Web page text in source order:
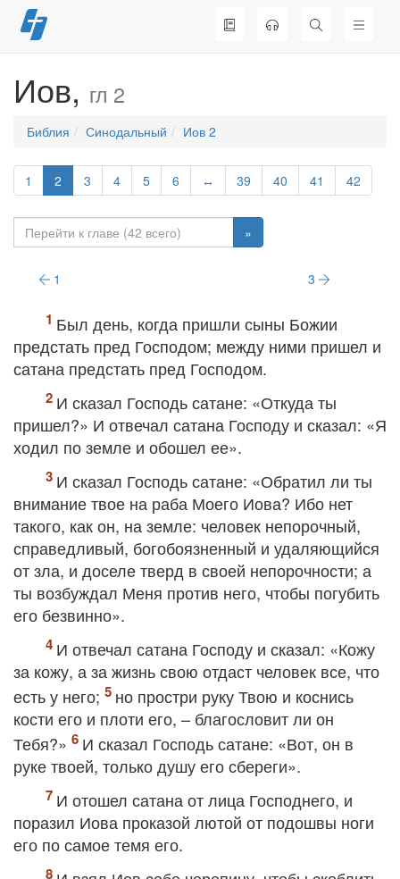
Перейти
к
Иов, гл 2
Библия Синодальный Иов 2
1 2 3 4 5 6 ↔ 39 40 41 42
»
1 3
Был день, когда пришли сыны Божии
предстать пред Господом; между ними пришел и
сатана предстать пред Господом.
И сказал Господь сатане: «Откуда ты
пришел?» И отвечал сатана Господу и сказал: «Я
ходил по земле и обошел ее».
И сказал Господь сатане: «Обратил ли ты
внимание твое на раба Моего Иова? Ибо нет
такого, как он, на земле: человек непорочный,
справедливый, богобоязненный и удаляющийся
от зла, и доселе тверд в своей непорочности; а
ты возбуждал Меня против него, чтобы погубить
его безвинно».
И отвечал сатана Господу и сказал: «Кожу
за кожу, а за жизнь свою отдаст человек все, что
есть у него;
но простри руку Твою и коснись
кости его и плоти его, – благословит ли он
Тебя?»
И сказал Господь сатане: «Вот, он в
руке твоей, только душу его сбереги».
И отошел сатана от лица Господнего, и
поразил Иова проказой лютой от подошвы ноги
его по самое темя его.